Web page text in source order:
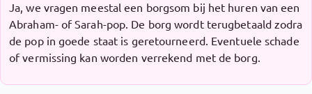
Ja, we vragen meestal een borgsom bij het huren van een
Abraham- of Sarah-pop. De borg wordt terugbetaald zodra
de pop in goede staat is geretourneerd. Eventuele schade
of vermissing kan worden verrekend met de borg.